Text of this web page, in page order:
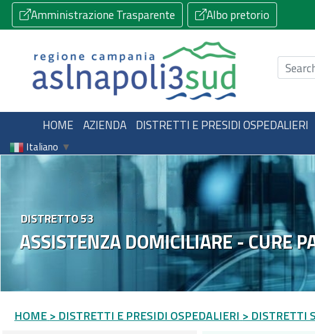
Amministrazione Trasparente Albo pretorio
Cerca
HOME AZIENDA DISTRETTI E PRESIDI OSPEDALIERI
Italiano ▼
ASSISTENZA DOMICILIARE - CURE
DISTRETTO 53
HOME > DISTRETTI E PRESIDI OSPEDALIERI > DISTRETTI